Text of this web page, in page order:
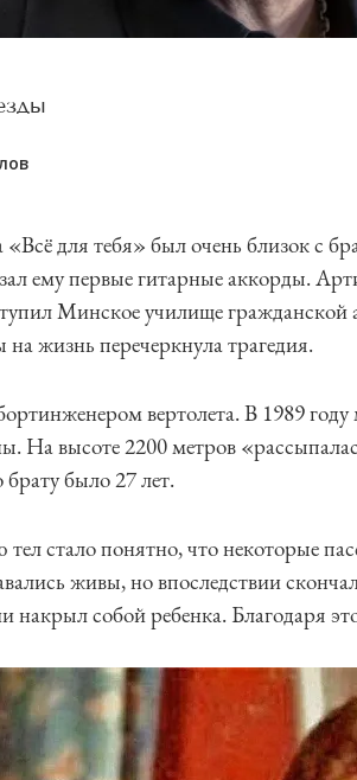
для тебя» был очень близок с
ему первые гитарные аккорды.
Минское училище гражданской
жизнь перечеркнула трагедия.
вертолета. В 1989
На высоте 2200 метров
было 27 лет.
стало понятно, что некоторые
живы, но впоследствии
накрыл собой ребенка. Благодаря